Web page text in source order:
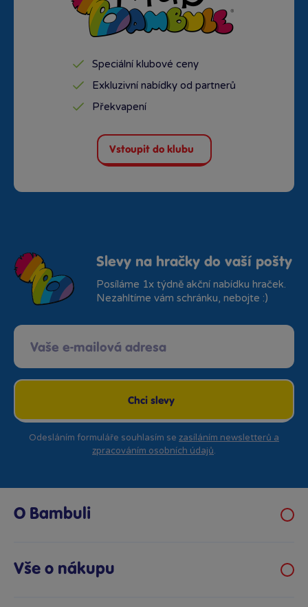
Speciální klubové ceny
Exkluzivní nabídky od partnerů
Překvapení
Vstoupit do klubu
Slevy na hračky do vaší pošty
Posíláme 1x týdně akční nabídku hraček.
Nezahltíme vám schránku, nebojte :)
Chci slevy
Odesláním formuláře souhlasím se zasíláním newsletterů a
zpracováním osobních údajů.
O Bambuli
Prodejny Bambule
Vše o nákupu